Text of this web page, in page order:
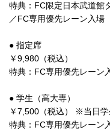
特典：FC限定日本武道館
／FC専用優先レーン入場
● 指定席
￥9,980（税込）
特典：FC専用優先レーン
● 学生（高大専）
￥7,500（税込） ※当日
特典：FC専用優先レーン